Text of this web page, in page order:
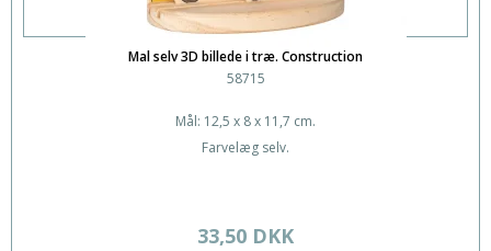
Mal selv 3D billede i træ. Construction
58715
Mål: 12,5 x 8 x 11,7 cm.
Farvelæg selv.
33,50 DKK